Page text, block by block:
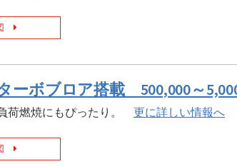
ボブロア搭載 500,000～
荷燃焼にもぴったり。 更に詳しい情報へ